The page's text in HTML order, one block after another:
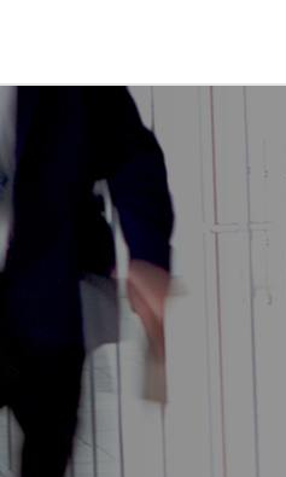
BERATUNGSKONZEPTE FÜR
PRODUKTE & LÖSUNGEN
PRIVAT- &